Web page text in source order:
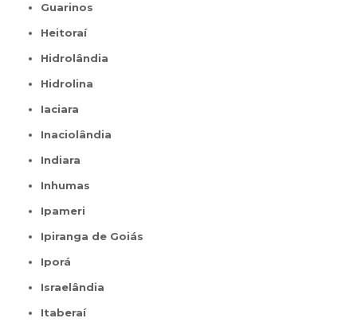
Guarinos
Heitoraí
Hidrolândia
Hidrolina
Iaciara
Inaciolândia
Indiara
Inhumas
Ipameri
Ipiranga de Goiás
Iporá
Israelândia
Itaberaí